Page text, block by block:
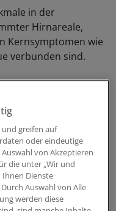
in der
Hirnareale,
Kernsymptomen wie
verbunden sind.
auf eine
unterschiedlich
in einer
zu 83 Prozent
25 Prozent (Nat Med
Netzwerke"
greifen auf
oder eindeutige
von Akzeptieren
die unter „Wir und
Dienste
Auswahl von Alle
werden diese